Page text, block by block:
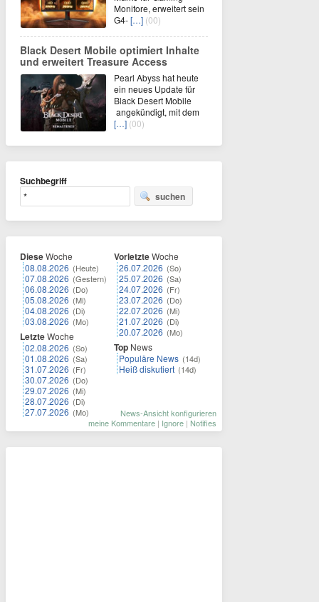
Monitore, erweitert sein
G4-[…] (00)
Black Desert Mobile optimiert Inhalte
und erweitert Treasure Access
Pearl Abyss hat heute
ein neues Update für
Black Desert Mobile
angekündigt, mit dem
[…] (00)
Suchbegriff
suchen
DieseWoche
08.08.2026 (Heute)
07.08.2026 (Gestern)
06.08.2026 (Do)
05.08.2026 (Mi)
04.08.2026 (Di)
03.08.2026 (Mo)
LetzteWoche
02.08.2026 (So)
01.08.2026 (Sa)
31.07.2026 (Fr)
30.07.2026 (Do)
29.07.2026 (Mi)
28.07.2026 (Di)
27.07.2026 (Mo)
VorletzteWoche
26.07.2026 (So)
25.07.2026 (Sa)
24.07.2026 (Fr)
23.07.2026 (Do)
22.07.2026 (Mi)
21.07.2026 (Di)
20.07.2026 (Mo)
Top News
Populäre News (14d)
Heiß diskutiert (14d)
News-Ansicht konfigurieren
meine Kommentare | Ignore | Notifies